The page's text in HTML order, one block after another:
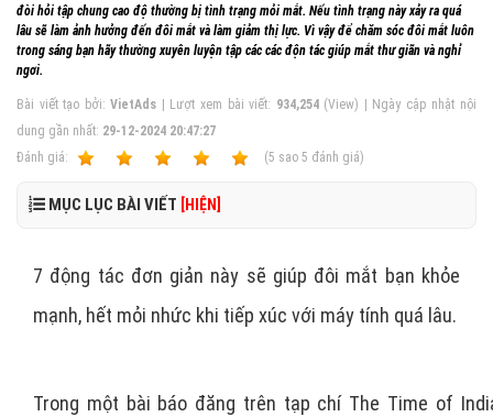
đòi hỏi tập chung cao độ thường bị tình trạng mỏi mắt. Nếu tình trạng này xảy ra quá
lâu sẽ làm ảnh hưởng đến đôi mắt và làm giảm thị lực. Vì vậy để chăm sóc đôi mắt luôn
trong sáng bạn hãy thường xuyên luyện tập các các độn tác giúp mắt thư giãn và nghỉ
ngơi.
Bài viết tạo bởi:VietAds | Lượt xem bài viết: 934,254(View) | Ngày cập nhật nội
dung gần nhất: 29-12-2024 20:47:27
Ðánh giá:
(5 sao 5 đánh giá)
MỤC LỤC BÀI VIẾT [HIỆN]
7 động tác đơn giản này sẽ giúp đôi mắt bạn khỏe
mạnh, hết mỏi nhức khi tiếp xúc với máy tính quá lâu.
Trong một bài báo đăng trên tạp chí The Time of